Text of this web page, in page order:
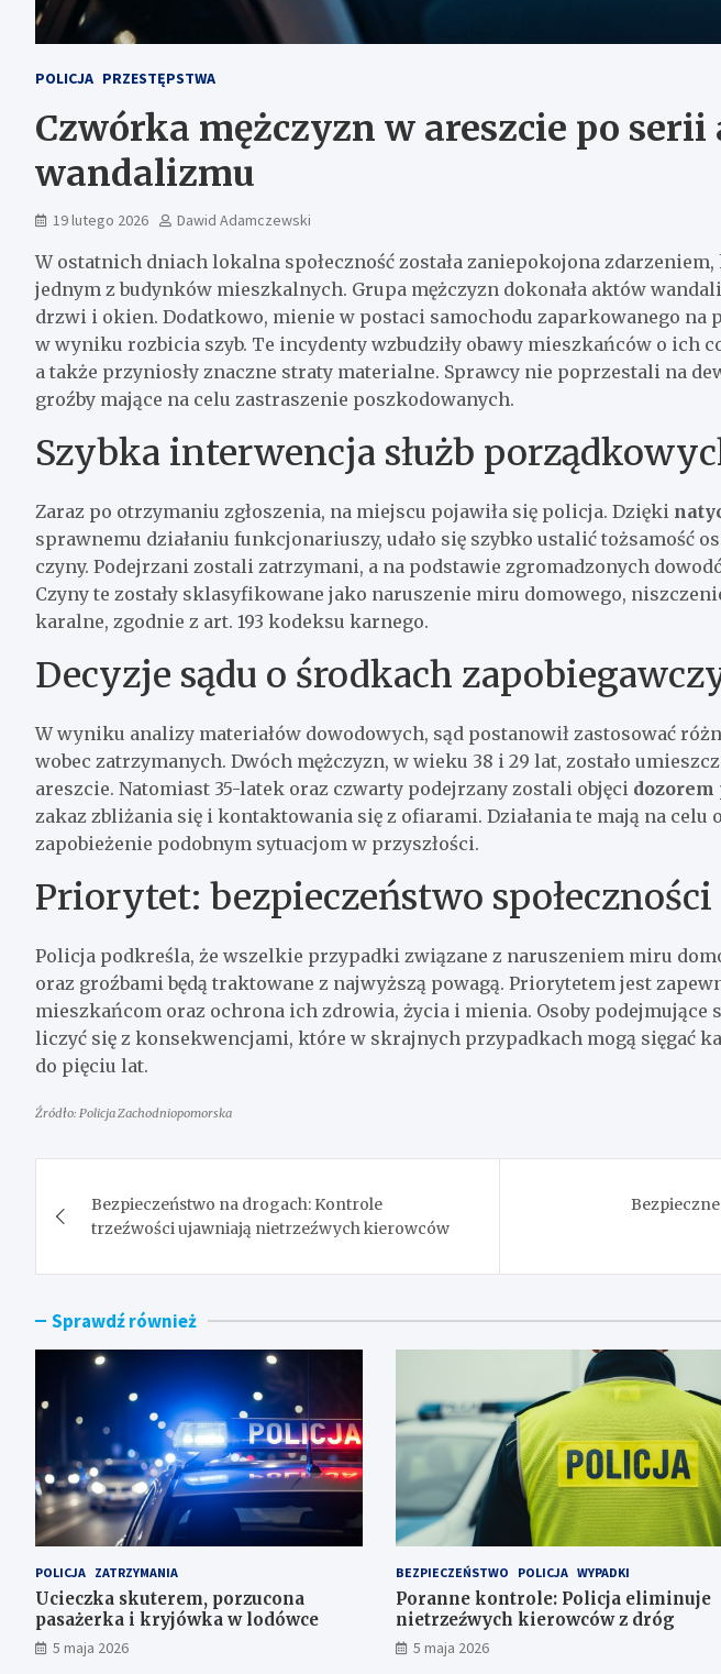
POLICJA PRZESTĘPSTWA
Czwórka mężczyzn w areszcie po
wandalizmu
19 lutego 2026 Dawid Adamczewski
W ostatnich dniach lokalna społeczność została zaniepokojona
jednym z budynków mieszkalnych. Grupa mężczyzn dokonała aktów
drzwi i okien. Dodatkowo, mienie w postaci samochodu zaparkowanego na
w wyniku rozbicia szyb. Te incydenty wzbudziły obawy mieszkańców o ich
a także przyniosły znaczne straty materialne. Sprawcy nie poprzestali na
groźby mające na celu zastraszenie poszkodowanych.
Szybka interwencja służb
Zaraz po otrzymaniu zgłoszenia, na miejscu pojawiła się policja. Dzięki
sprawnemu działaniu funkcjonariuszy, udało się szybko ustalić tożsamość
czyny. Podejrzani zostali zatrzymani, a na podstawie zgromadzonych
Czyny te zostały sklasyfikowane jako naruszenie miru domowego,
karalne, zgodnie z art. 193 kodeksu karnego.
Decyzje sądu o środkach
W wyniku analizy materiałów dowodowych, sąd postanowił zastosować
wobec zatrzymanych. Dwóch mężczyzn, w wieku 38 i 29 lat, zostało
areszcie. Natomiast 35-latek oraz czwarty podejrzany zostali objęci
zakaz zbliżania się i kontaktowania się z ofiarami. Działania te mają na
zapobieżenie podobnym sytuacjom w przyszłości.
Priorytet: bezpieczeństwo społeczności
Policja podkreśla, że wszelkie przypadki związane z naruszeniem miru
oraz groźbami będą traktowane z najwyższą powagą. Priorytetem jest
mieszkańcom oraz ochrona ich zdrowia, życia i mienia. Osoby podejmujące
liczyć się z konsekwencjami, które w skrajnych przypadkach mogą sięgać
do pięciu lat.
Źródło: Policja Zachodniopomorska
wpisu
Bezpieczeństwo na drogach: Kontrole
trzeźwości ujawniają nietrzeźwych kierowców
Sprawdź również
POLICJA ZATRZYMANIA
Ucieczka skuterem, porzucona
pasażerka i kryjówka w lodówce
5 maja 2026
BEZPIECZEŃSTWO POLICJA WYPADKI
Poranne kontrole: Policja eliminuje
nietrzeźwych kierowców z dróg
5 maja 2026